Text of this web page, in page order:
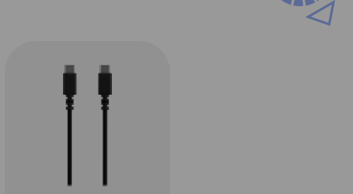
heldere videoweergave en de mogelijkheid om